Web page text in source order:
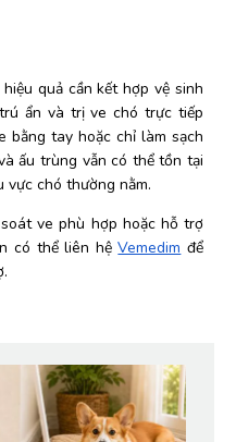
hiệu quả cần kết hợp vệ sinh
ẩn và trị ve chó trực tiếp
bằng tay hoặc chỉ làm sạch
ấu trùng vẫn có thể tồn tại
vực chó thường nằm.
ve phù hợp hoặc hỗ trợ
có thể liên hệ Vemedim để